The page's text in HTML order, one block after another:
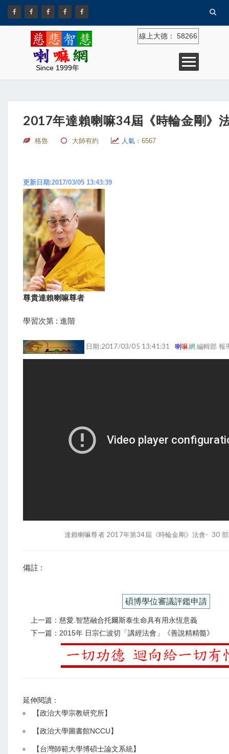
Since 1999年
線上大德： 58266
2017年達賴喇嘛34屆《時輪金剛》
格魯 大師有約 人氣： 6567
更新日期:2017/03/05 13:43:39
尊貴達賴喇嘛尊者
學習次第 : 進階
日期:2017/03/05 13:41:31喇嘛網編輯部 報
達賴喇嘛尊者 2017年第34屆《時輪金剛》法會- 30
備註 :
碩博學位審議評鑑申請
上一篇：慈愛.智慧融合托爾斯泰生命具有用永恆意義
下一篇：2015年 日宗仁波切「講經法會」《善說精精髓》
延伸閱讀：
【政治大學宗教研究所】
【政治大學圖書館NCCU】
【台灣師範大學博碩士論文系統】